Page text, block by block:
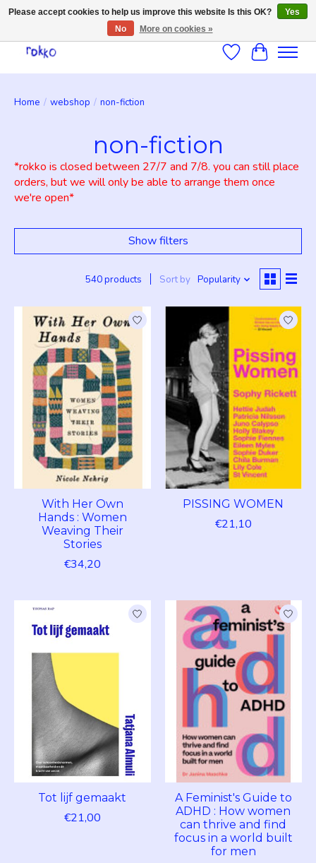
WishlistCart
Home / webshop / non-fiction
non-fiction
*rokko is closed between 27/7 and 7/8. you can still place
orders, but we will only be able to arrange them once
we're open*
Show filters
540 products Sort by Popularity
With Her Own
Hands : Women
Weaving Their
Stories
€34,20
PISSING WOMEN
€21,10
Tot lijf gemaakt
€21,00
A Feminist's Guide to
ADHD : How women
can thrive and find
focus in a world built
for men
Please accept cookies to help us improve this website Is this OK?
Yes
No
More on cookies »